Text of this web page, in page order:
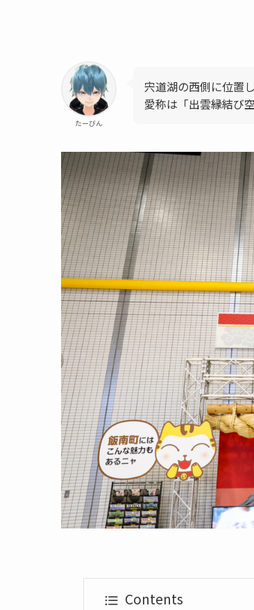
たーびん
宍道湖の西側に位置
愛称は「出雲縁結び
Contents